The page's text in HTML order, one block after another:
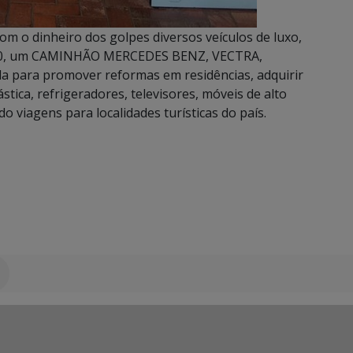
o dinheiro dos golpes diversos veículos de luxo,
um CAMINHÃO MERCEDES BENZ, VECTRA,
para promover reformas em residências, adquirir
refrigeradores, televisores, móveis de alto
viagens para localidades turísticas do país.